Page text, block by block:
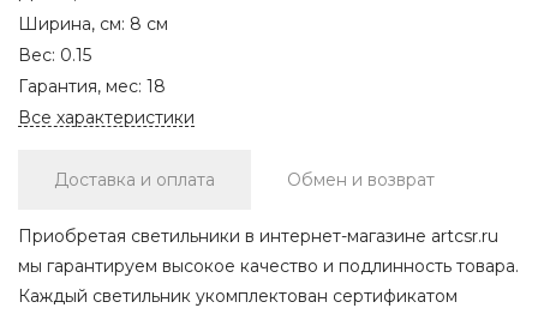
Ширина, см: 8 см
Вес: 0.15
Гарантия, мес: 18
Все характеристики
Доставка и оплата Обмен и возврат
Приобретая светильники в интернет-магазине artcsr.ru
мы гарантируем высокое качество и подлинность товара.
Каждый светильник укомплектован сертификатом